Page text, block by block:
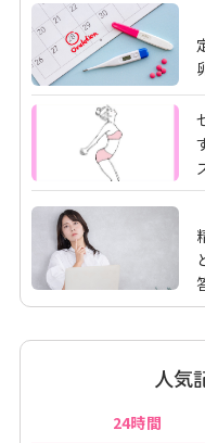
人気
24時間